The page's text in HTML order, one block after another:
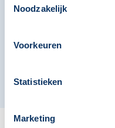
Noodzakelijk
Voorkeuren
Statistieken
Marketing
Download